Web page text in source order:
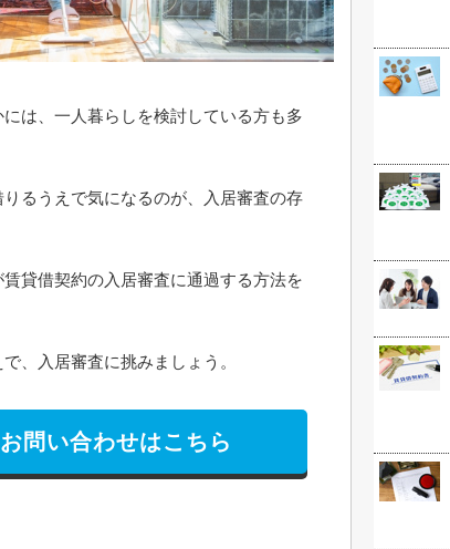
は、一人暮らしを検討している方も多
るうえで気になるのが、入居審査の存
貸借契約の入居審査に通過する方法を
、入居審査に挑みましょう。
問い合わせはこちら